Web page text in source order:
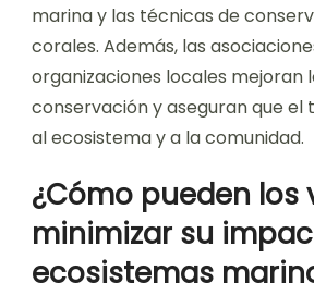
marina y las técnicas de
corales. Además, las
organizaciones locales mejoran
conservación y aseguran que el
al ecosistema y a la comunidad.
¿Cómo pueden los
minimizar su
ecosistemas